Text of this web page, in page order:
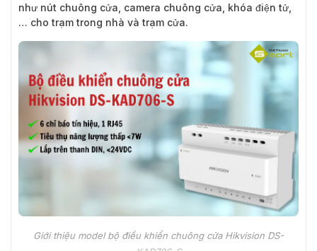
như nút chuông cửa, camera chuông cửa, khóa điện tử,
… cho trạm trong nhà và trạm cửa.
Giới thiệu model bộ điều khiển chuông cửa Hikvision DS-